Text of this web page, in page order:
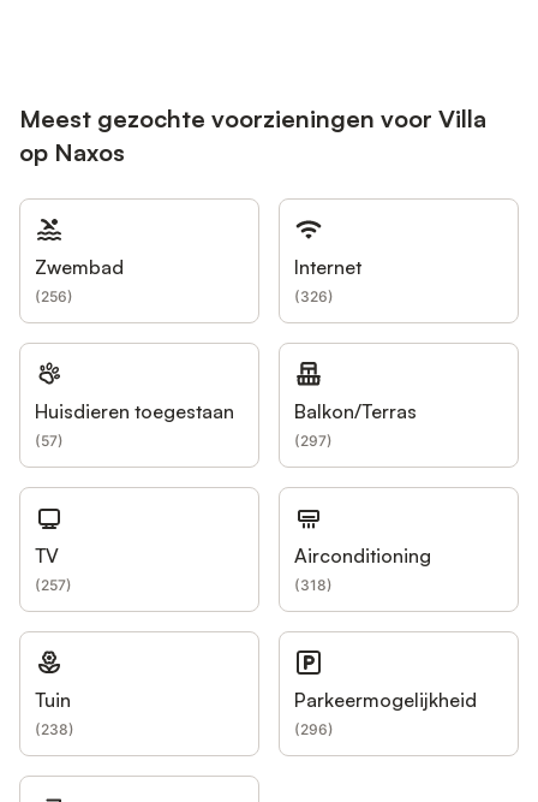
Meest gezochte voorzieningen voor Villa
op Naxos
Zwembad
(256)
Internet
(326)
Huisdieren toegestaan
(57)
Balkon/Terras
(297)
TV
(257)
Airconditioning
(318)
Tuin
(238)
Parkeermogelijkheid
(296)